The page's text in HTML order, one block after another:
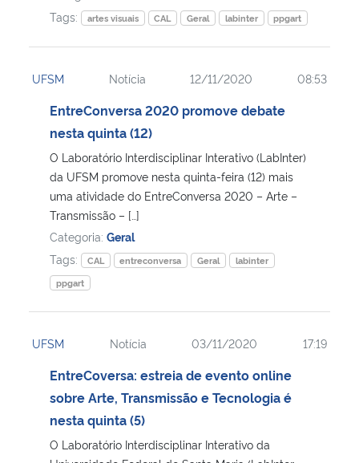
Tags:
artes visuais CAL Geral labinter ppgart
UFSM Notícia 12/11/2020 08:53
EntreConversa 2020 promove debate
nesta quinta (12)
O Laboratório Interdisciplinar Interativo (LabInter)
da UFSM promove nesta quinta-feira (12) mais
uma atividade do EntreConversa 2020 – Arte –
Transmissão – […]
Categoria: Geral
Tags:
CAL entreconversa Geral
labinter
ppgart
UFSM Notícia 03/11/2020 17:19
EntreCoversa: estreia de evento online
sobre Arte, Transmissão e Tecnologia é
nesta quinta (5)
O Laboratório Interdisciplinar Interativo da